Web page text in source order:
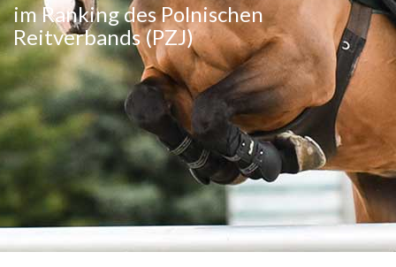
im Ranking des Polnischen
Reitverbands (PZJ)